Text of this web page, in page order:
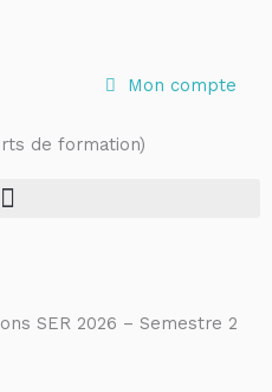
Mon compte
de formation)
SER 2026 – Semestre 2